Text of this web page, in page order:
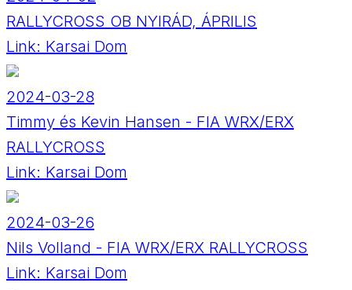
RALLYCROSS OB NYIRÁD, ÁPRILIS
Link: Karsai Dom
2024-03-28
Timmy és Kevin Hansen - FIA WRX/ERX
RALLYCROSS
Link: Karsai Dom
2024-03-26
Nils Volland - FIA WRX/ERX RALLYCROSS
Link: Karsai Dom